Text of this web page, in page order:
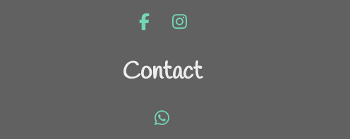
F
c
e
I
s
t
Contact
W